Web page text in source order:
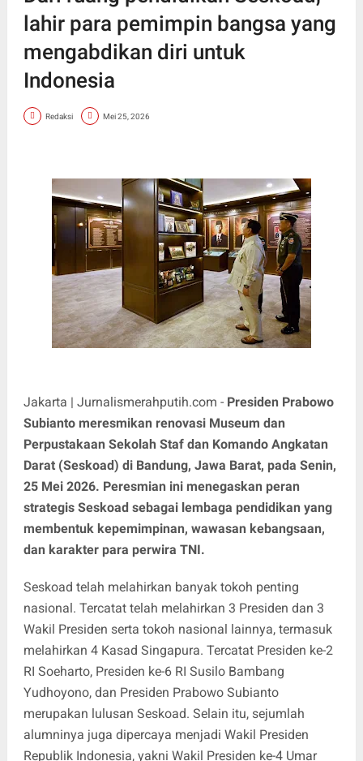
lahir para pemimpin bangsa yang
mengabdikan diri untuk
Indonesia
Redaksi Mei 25, 2026
Jakarta | Jurnalismerahputih.com - Presiden Prabowo
Subianto meresmikan renovasi Museum dan
Perpustakaan Sekolah Staf dan Komando Angkatan
Darat (Seskoad) di Bandung, Jawa Barat, pada Senin,
25 Mei 2026. Peresmian ini menegaskan peran
strategis Seskoad sebagai lembaga pendidikan yang
membentuk kepemimpinan, wawasan kebangsaan,
dan karakter para perwira TNI.
Seskoad telah melahirkan banyak tokoh penting
nasional. Tercatat telah melahirkan 3 Presiden dan 3
Wakil Presiden serta tokoh nasional lainnya, termasuk
melahirkan 4 Kasad Singapura. Tercatat Presiden ke-2
RI Soeharto, Presiden ke-6 RI Susilo Bambang
Yudhoyono, dan Presiden Prabowo Subianto
merupakan lulusan Seskoad. Selain itu, sejumlah
alumninya juga dipercaya menjadi Wakil Presiden
Republik Indonesia, yakni Wakil Presiden ke-4 Umar